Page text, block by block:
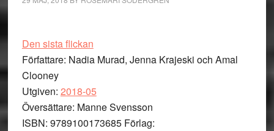
Den sista flickan
Författare: Nadia Murad, Jenna Krajeski och Amal
Clooney
Utgiven: 2018-05
Översättare: Manne Svensson
ISBN: 9789100173685 Förlag: